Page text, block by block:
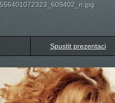
Spustit prezentaci